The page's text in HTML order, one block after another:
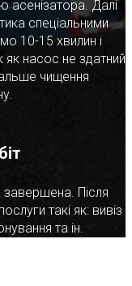
Далі
спеціальними
10-15 хвилин і
насос не здатний
чищення
завершена. Після
такі як: вивіз
та ін.